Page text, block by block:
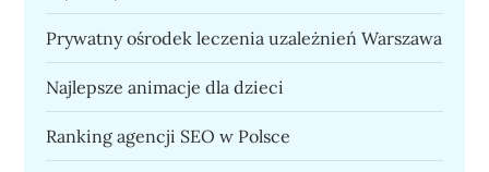
Prywatny ośrodek leczenia uzależnień Warszawa
Najlepsze animacje dla dzieci
Ranking agencji SEO w Polsce